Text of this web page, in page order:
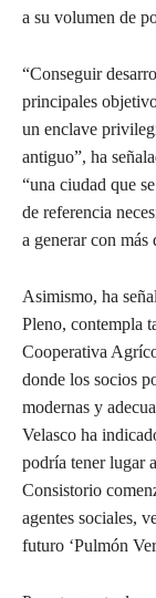
a su volumen de
“Conseguir
principales
un enclave
antiguo”, ha
“una ciudad que
de referencia
a generar con más
Asimismo, ha
Pleno, contempla
Cooperativa
donde los socios
modernas y
Velasco ha
podría tener lugar
Consistorio
agentes sociales,
futuro ‘Pulmón